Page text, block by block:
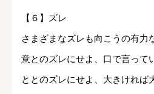
【６】ズレ
さまざまなズレも向こうの有力
意とのズレにせよ、口で言って
ととのズレにせよ、大きければ